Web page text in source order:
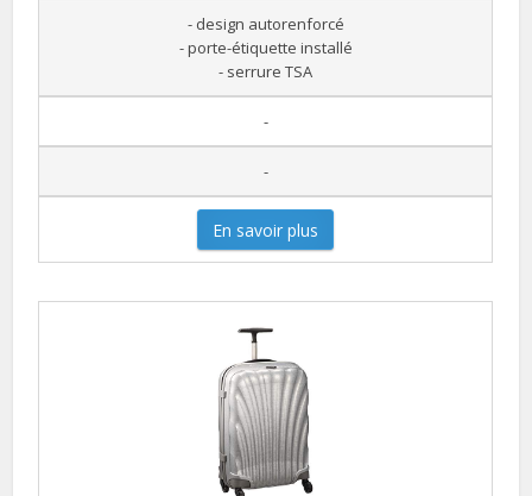
- design autorenforcé
- porte-étiquette installé
- serrure TSA
-
-
En savoir plus